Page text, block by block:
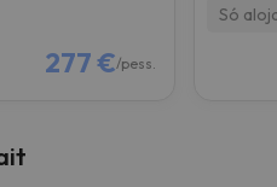
277 €/pess.
Só